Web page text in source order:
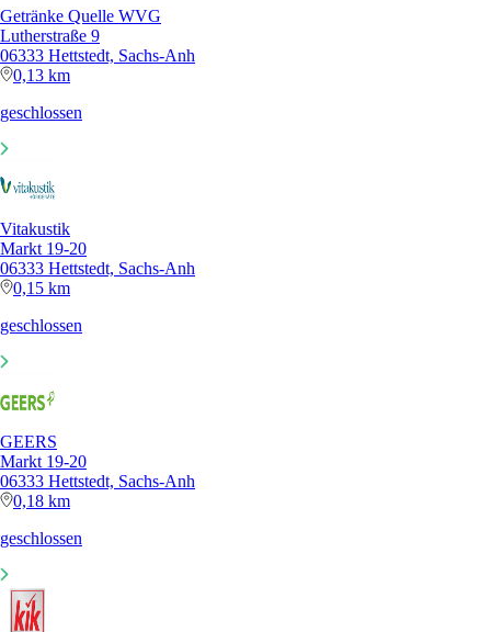
Getränke Quelle WVG
Lutherstraße 9
06333 Hettstedt, Sachs-Anh
0,13 km
geschlossen
Vitakustik
Markt 19-20
06333 Hettstedt, Sachs-Anh
0,15 km
geschlossen
GEERS
Markt 19-20
06333 Hettstedt, Sachs-Anh
0,18 km
geschlossen